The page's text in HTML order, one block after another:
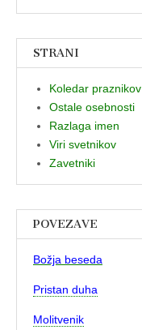
STRANI
Koledar praznikov
Ostale osebnosti
Razlaga imen
Viri svetnikov
Zavetniki
POVEZAVE
Božja beseda
Pristan duha
Molitvenik